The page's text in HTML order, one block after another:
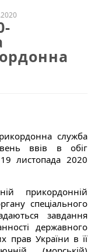
служба
ввів в обіг
листопада 2020
прикордонній
спеціального
завдання
державного
прав України в її